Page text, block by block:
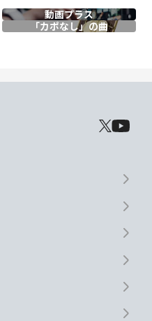
動画プラス
「カポなし」の曲